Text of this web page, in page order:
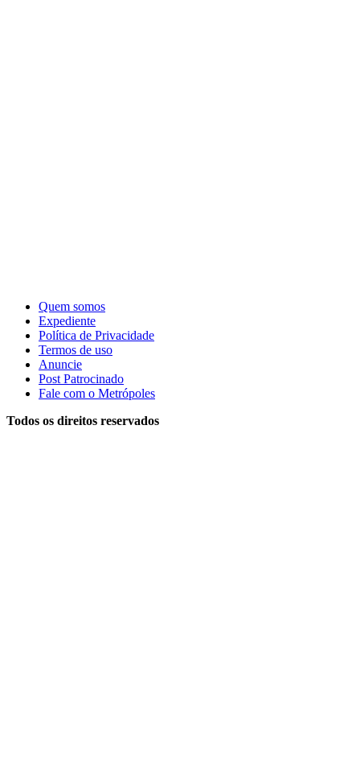
Quem somos
Expediente
Política de Privacidade
Termos de uso
Anuncie
Post Patrocinado
Fale com o Metrópoles
Todos os direitos reservados